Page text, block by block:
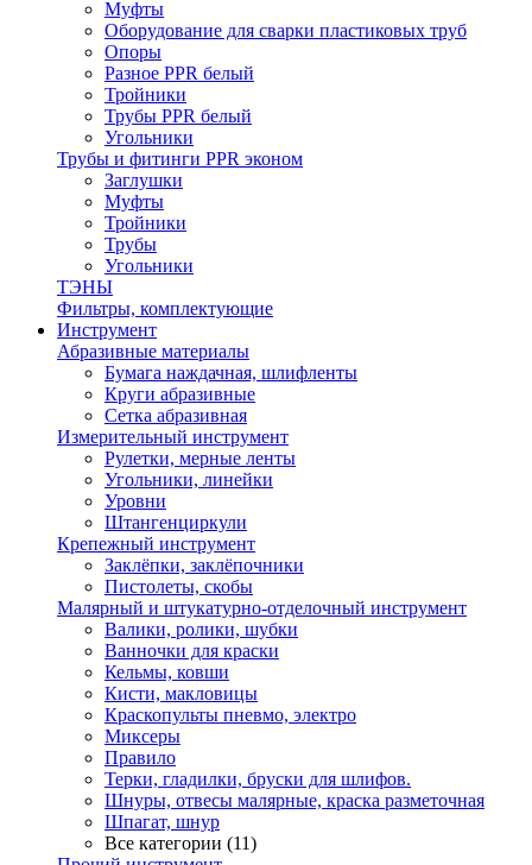
Муфты
Оборудование для сварки пластиковых труб
Опоры
Разное PPR белый
Тройники
Трубы PPR белый
Угольники
Трубы и фитинги PPR эконом
Заглушки
Муфты
Тройники
Трубы
Угольники
ТЭНЫ
Фильтры, комплектующие
Инструмент
Абразивные материалы
Бумага наждачная, шлифленты
Круги абразивные
Сетка абразивная
Измерительный инструмент
Рулетки, мерные ленты
Угольники, линейки
Уровни
Штангенциркули
Крепежный инструмент
Заклёпки, заклёпочники
Пистолеты, скобы
Малярный и штукатурно-отделочный инструмент
Валики, ролики, шубки
Ванночки для краски
Кельмы, ковши
Кисти, макловицы
Краскопульты пневмо, электро
Миксеры
Правило
Терки, гладилки, бруски для шлифов.
Шнуры, отвесы малярные, краска разметочная
Шпагат, шнур
Все категории (11)